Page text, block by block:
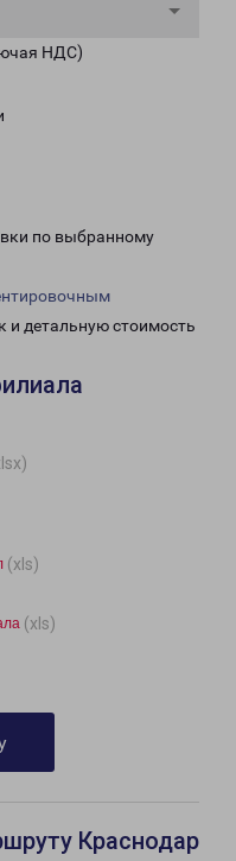
НДС)
по выбранному
и детальную стоимость
(xls)
(xls)
Краснодар